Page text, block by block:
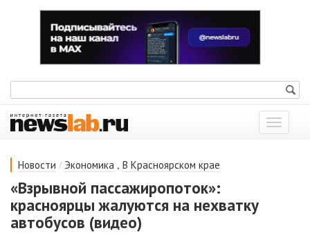
Показать
меню
Новости / Экономика , В Красноярском крае
«Взрывной пассажиропоток»:
красноярцы жалуются на нехватку
автобусов (видео)